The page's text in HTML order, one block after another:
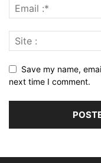
Save my name,
next time I comment.